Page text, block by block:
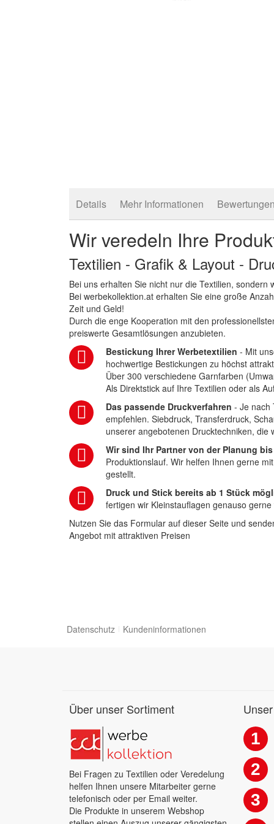
Details Mehr Informationen Bewertungen
Wir veredeln Ihre
Textilien - Grafik & Layout -
Bei uns erhalten Sie nicht nur die Textilien,
Bei werbekollektion.at erhalten Sie eine große
Zeit und Geld!
Durch die enge Kooperation mit den
preiswerte Gesamtlösungen anzubieten.
Bestickung Ihrer Werbetextilien - Mit
hochwertige Bestickungen zu höchst
Über 300 verschiedene Garnfarben
Als Direktstick auf Ihre Textilien oder als
Das passende Druckverfahren - Je nach
empfehlen. Siebdruck, Transferdruck,
unserer angebotenen Drucktechniken,
Wir sind Ihr Partner von der Planung
Produktionslauf. Wir helfen Ihnen gerne
gestellt.
Druck und Stick bereits ab 1 Stück
fertigen wir Kleinstauflagen genauso
Nutzen Sie das Formular auf dieser Seite und
Angebot mit attraktiven Preisen
Datenschutz Kundeninformationen
Über unser Sortiment
Bei Fragen zu Textilien oder Veredelung
helfen Ihnen unsere Mitarbeiter gerne
telefonisch oder per Email weiter.
Die Produkte in unserem Webshop
1
2
3